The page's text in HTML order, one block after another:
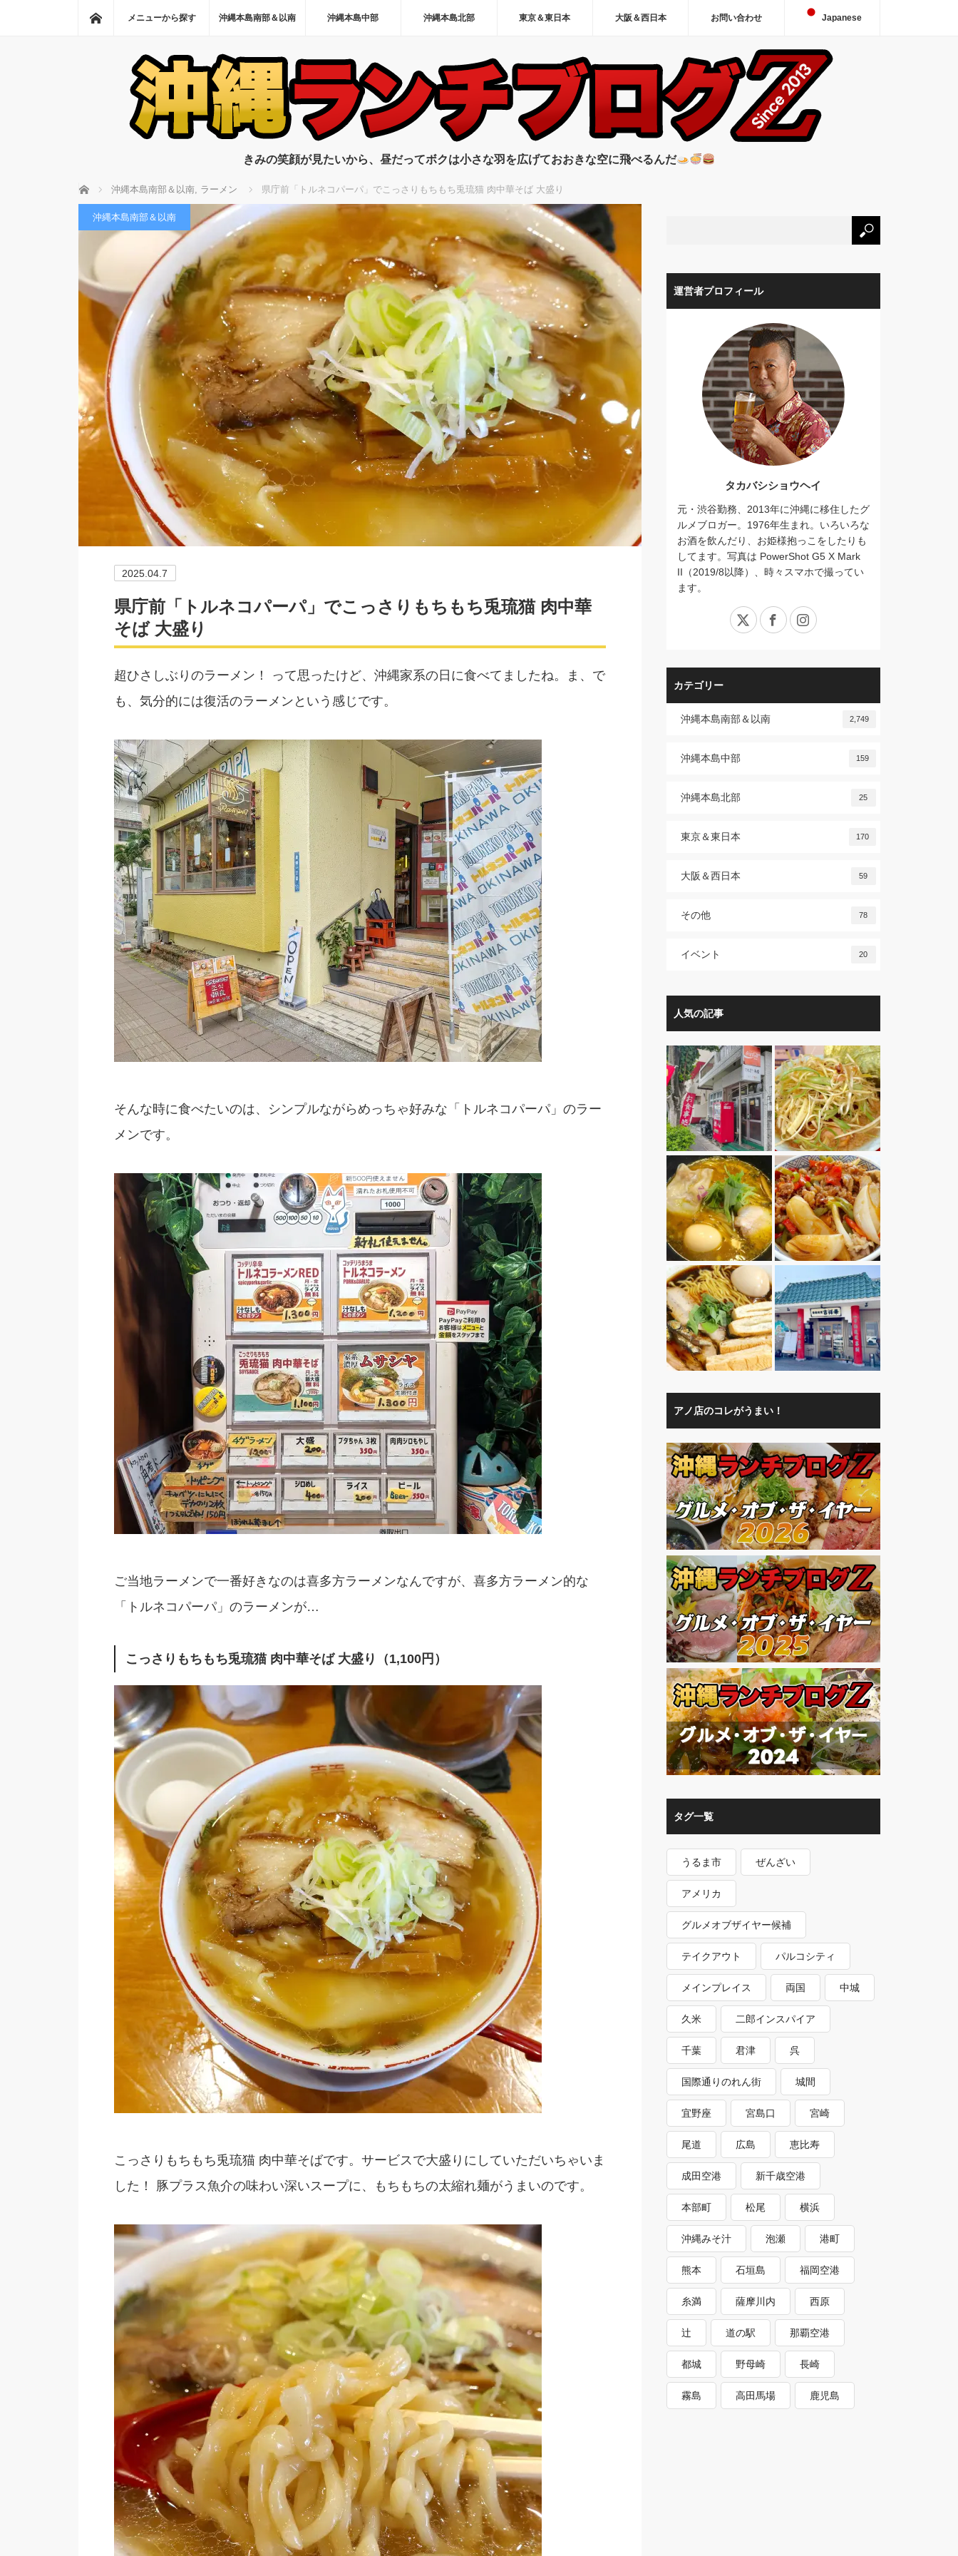
ホーム
メニューから探す 沖縄本島南部＆以南 沖縄本島中部 沖縄本島北部 東京＆東日本 大阪＆西日本 お問い合わせ Japanese
きみの笑顔が見たいから、昼だってボクは小さな羽を広げておおきな空に飛べるんだ
ホーム 沖縄本島南部＆以南, ラーメン 県庁前「トルネコパーパ」でこっさりもちもち兎琉猫 肉中華そば 大盛り
沖縄本島南部＆以南
2025.04.7
県庁前「トルネコパーパ」でこっさりもちもち兎琉猫 肉中華
そば 大盛り
超ひさしぶりのラーメン！ って思ったけど、沖縄家系の日に食べてましたね。ま、で
も、気分的には復活のラーメンという感じです。
そんな時に食べたいのは、シンプルながらめっちゃ好みな「トルネコパーパ」のラー
メンです。
ご当地ラーメンで一番好きなのは喜多方ラーメンなんですが、喜多方ラーメン的な
「トルネコパーパ」のラーメンが…
こっさりもちもち兎琉猫 肉中華そば 大盛り（1,100円）
こっさりもちもち兎琉猫 肉中華そばです。サービスで大盛りにしていただいちゃいま
した！ 豚プラス魚介の味わい深いスープに、もちもちの太縮れ麺がうまいのです。
運営者プロフィール
タカバシショウヘイ
元・渋谷勤務、2013年に沖縄に移住したグ
ルメブロガー。1976年生まれ。いろいろな
お酒を飲んだり、お姫様抱っこをしたりも
してます。写真は PowerShot G5 X Mark
II（2019/8以降）、時々スマホで撮ってい
ます。
X FacebookInstagram
カテゴリー
沖縄本島南部＆以南 2,749
沖縄本島中部 159
沖縄本島北部 25
東京＆東日本 170
大阪＆西日本 59
その他 78
イベント 20
人気の記事
アノ店のコレがうまい！
タグ一覧
うるま市 ぜんざい
アメリカ
グルメオブザイヤー候補
テイクアウト パルコシティ
メインプレイス 両国 中城
久米 二郎インスパイア
千葉 君津 呉
国際通りのれん街 城間
宜野座 宮島口 宮崎
尾道 広島 恵比寿
成田空港 新千歳空港
本部町 松尾 横浜
沖縄みそ汁 泡瀬 港町
熊本 石垣島 福岡空港
糸満 薩摩川内 西原
辻 道の駅 那覇空港
都城 野母崎 長崎
霧島 高田馬場 鹿児島